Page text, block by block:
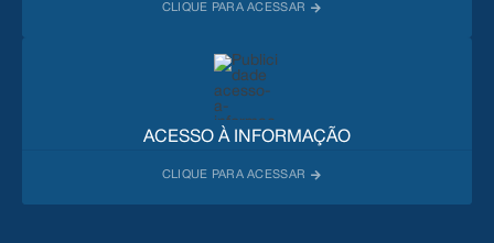
ACESSO À INFORMAÇÃO